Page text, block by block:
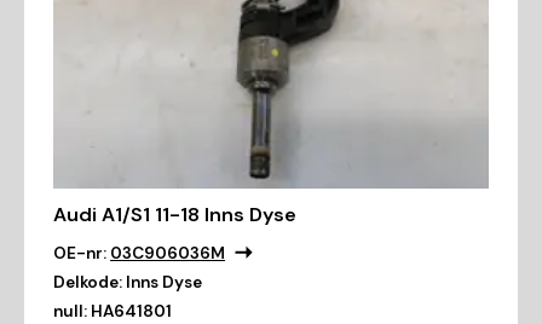
Audi A1/S1 11-18 Inns Dyse
OE-nr: 03C906036M
Delkode: Inns Dyse
null: HA641801